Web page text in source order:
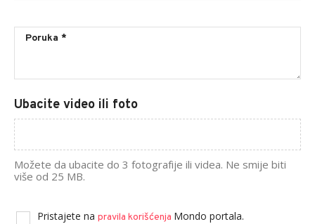
Ubacite video ili foto
Možete da ubacite do 3 fotografije ili videa. Ne smije biti
više od 25 MB.
Pristajete na pravila korišćenja Mondo portala.